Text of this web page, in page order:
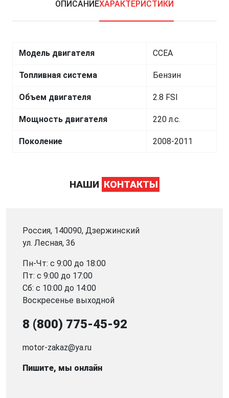
ОПИСАНИЕХАРАКТЕРИСТИКИ
Модель двигателя CCEA
Топливная система Бензин
Объем двигателя 2.8 FSI
Мощность двигателя 220 л.с.
Поколение 2008-2011
НАШИ КОНТАКТЫ
Россия, 140090, Дзержинский
ул. Лесная, 36
Пн-Чт: с 9:00 до 18:00
Пт: с 9:00 до 17:00
Сб: с 10:00 до 14:00
Воскресенье выходной
8 (800) 775-45-92
motor-zakaz@ya.ru
Пишите, мы онлайн